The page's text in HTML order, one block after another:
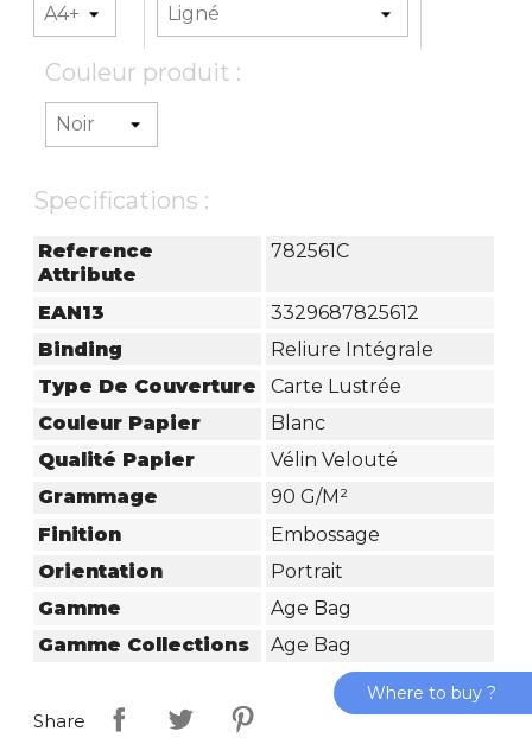
Couleur produit :
Specifications :
Reference
Attribute
782561C
EAN13
3329687825612
Binding
Reliure Intégrale
Type De Couverture
Carte Lustrée
Couleur Papier
Blanc
Qualité Papier
Vélin Velouté
Grammage
90 G/m²
Finition
Embossage
Orientation
Portrait
Gamme
Age Bag
Gamme Collections
Age Bag
Share
Where to buy ?